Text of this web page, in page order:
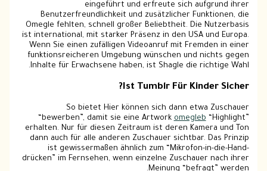
eingeführt und erfreute sich aufgrund ihrer
Benutzerfreundlichkeit und zusätzlicher Funktionen, die
Omegle fehlten, schnell großer Beliebtheit. Die Nutzerbasis
ist international, mit starker Präsenz in den USA und Europa.
Wenn Sie einen zufälligen Videoanruf mit Fremden in einer
funktionsreicheren Umgebung wünschen und nichts gegen
Inhalte für Erwachsene haben, ist Shagle die richtige Wahl.
Ist Tumblr Für Kinder Sicher?
So bietet Hier können sich dann etwa Zuschauer
“bewerben”, damit sie eine Artwork omegleb “Highlight”
erhalten. Nur für diesen Zeitraum ist deren Kamera und Ton
dann auch für alle anderen Zuschauer sichtbar. Das Prinzip
ist gewissermaßen ähnlich zum “Mikrofon-in-die-Hand-
drücken” im Fernsehen, wenn einzelne Zuschauer nach ihrer
Meinung “befragt” werden.